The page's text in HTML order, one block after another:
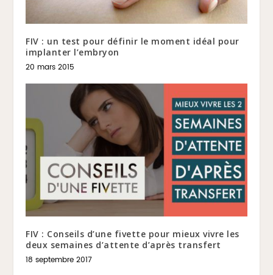
FIV : un test pour définir le moment idéal pour
implanter l’embryon
20 mars 2015
FIV : Conseils d’une fivette pour mieux vivre les
deux semaines d’attente d’après transfert
18 septembre 2017